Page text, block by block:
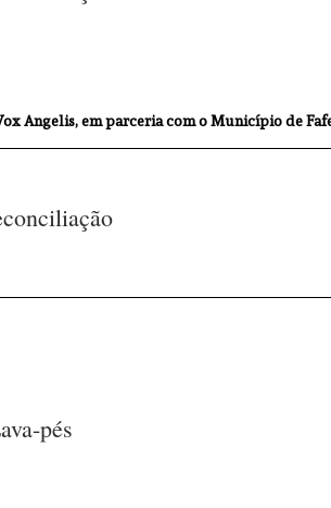
Angelis, em parceria com o Município de
pés